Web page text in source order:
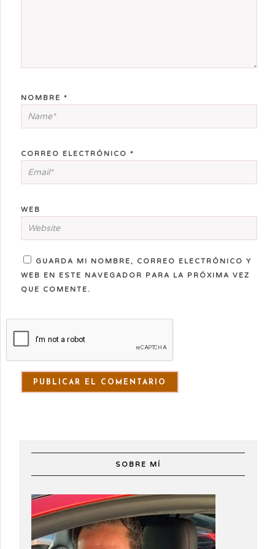
NOMBRE *
CORREO ELECTRÓNICO *
WEB
GUARDA MI NOMBRE, CORREO ELECTRÓNICO Y
WEB EN ESTE NAVEGADOR PARA LA PRÓXIMA VEZ
QUE COMENTE.
SOBRE MÍ